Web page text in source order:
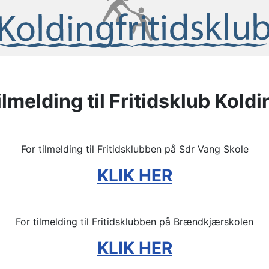
til Fritidsklub
For tilmelding til Fritidsklubben på Sdr Vang Skole
KLIK HER
For tilmelding til Fritidsklubben på Brændkjærskolen
KLIK HER